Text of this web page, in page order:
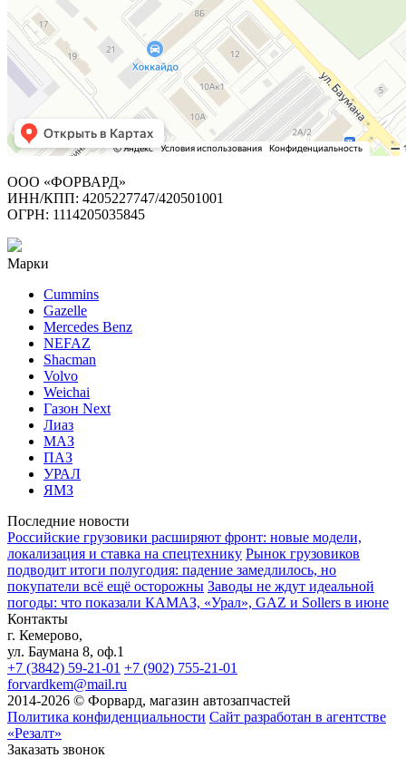
ООО «ФОРВАРД»
ИНН/КПП: 4205227747/420501001
ОГРН: 1114205035845
Марки
Cummins
Gazelle
Mercedes Benz
NEFAZ
Shacman
Volvo
Weichai
Газон Next
Лиаз
МАЗ
ПАЗ
УРАЛ
ЯМЗ
Последние новости
Российские грузовики расширяют фронт: новые модели,
локализация и ставка на спецтехнику Рынок грузовиков
подводит итоги полугодия: падение замедлилось, но
покупатели всё ещё осторожны Заводы не ждут идеальной
погоды: что показали КАМАЗ, «Урал», GAZ и Sollers в июне
Контакты
г. Кемерово,
ул. Баумана 8, оф.1
+7 (3842) 59-21-01 +7 (902) 755-21-01
forvardkem@mail.ru
2014-2026 © Форвард, магазин автозапчастей
Политика конфиденциальности Сайт разработан в агентстве
«Резалт»
Заказать звонок